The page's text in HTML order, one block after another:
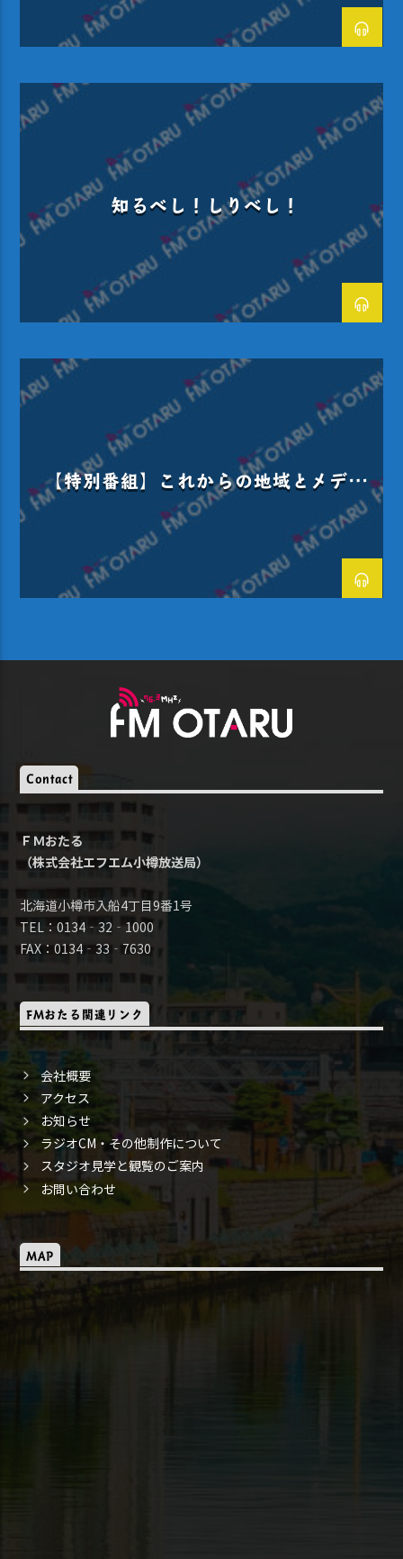
知るべし！しりべし！
【特別番組】これからの地域とメディ
ア～学生とコミュニティＦＭがつくる、
新たな情報発信
Contact
ＦＭおたる
（株式会社エフエム小樽放送局）
北海道小樽市入船4丁目9番1号
TEL：0134‐32‐1000
FAX：0134‐33‐7630
FMおたる関連リンク
会社概要
アクセス
お知らせ
ラジオCM・その他制作について
スタジオ見学と観覧のご案内
お問い合わせ
MAP